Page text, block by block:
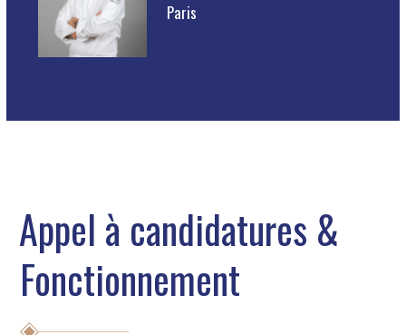
Paris
Appel à candidatures &
Fonctionnement